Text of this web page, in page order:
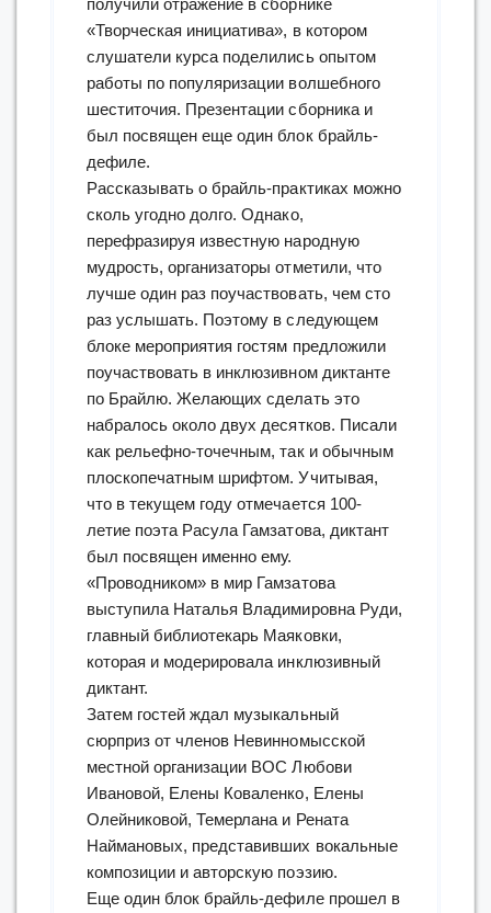
«Творческая инициатива», в котором
слушатели курса поделились опытом
работы по популяризации волшебного
шеститочия. Презентации сборника и
был посвящен еще один блок брайль-
дефиле.
Рассказывать о брайль-практиках можно
сколь угодно долго. Однако,
перефразируя известную народную
мудрость, организаторы отметили, что
лучше один раз поучаствовать, чем сто
раз услышать. Поэтому в следующем
блоке мероприятия гостям предложили
поучаствовать в инклюзивном диктанте
по Брайлю. Желающих сделать это
набралось около двух десятков. Писали
как рельефно-точечным, так и обычным
плоскопечатным шрифтом. Учитывая,
что в текущем году отмечается 100-
летие поэта Расула Гамзатова, диктант
был посвящен именно ему.
«Проводником» в мир Гамзатова
выступила Наталья Владимировна Руди,
главный библиотекарь Маяковки,
которая и модерировала инклюзивный
диктант.
Затем гостей ждал музыкальный
сюрприз от членов Невинномысской
местной организации ВОС Любови
Ивановой, Елены Коваленко, Елены
Олейниковой, Темерлана и Рената
Наймановых, представивших вокальные
композиции и авторскую поэзию.
Еще один блок брайль-дефиле прошел в